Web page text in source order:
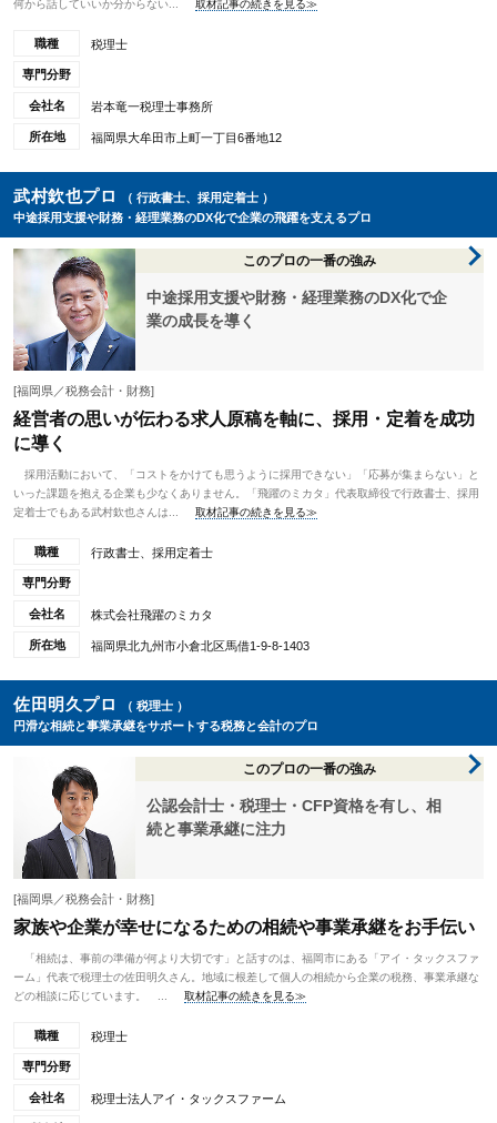
何から話していいか分からない...
取材記事の続きを見る≫
職種 税理士
専門分野
会社名 岩本竜一税理士事務所
所在地 福岡県大牟田市上町一丁目6番地12
武村欽也プロ
（ 行政書士、採用定着士 ）
中途採用支援や財務・経理業務のDX化で企業の飛躍を支えるプロ
このプロの一番の強み
中途採用支援や財務・経理業務のDX化で企
業の成長を導く
[福岡県／税務会計・財務]
経営者の思いが伝わる求人原稿を軸に、採用・定着を成功
に導く
採用活動において、「コストをかけても思うように採用できない」「応募が集まらない」と
いった課題を抱える企業も少なくありません。「飛躍のミカタ」代表取締役で行政書士、採用
定着士でもある武村欽也さんは...
取材記事の続きを見る≫
職種 行政書士、採用定着士
専門分野
会社名 株式会社飛躍のミカタ
所在地 福岡県北九州市小倉北区馬借1-9-8-1403
佐田明久プロ
（ 税理士 ）
円滑な相続と事業承継をサポートする税務と会計のプロ
このプロの一番の強み
公認会計士・税理士・CFP資格を有し、相
続と事業承継に注力
[福岡県／税務会計・財務]
家族や企業が幸せになるための相続や事業承継をお手伝い
「相続は、事前の準備が何より大切です」と話すのは、福岡市にある「アイ・タックスファ
ーム」代表で税理士の佐田明久さん。地域に根差して個人の相続から企業の税務、事業承継な
どの相談に応じています。 ...
取材記事の続きを見る≫
職種 税理士
専門分野
会社名 税理士法人アイ・タックスファーム